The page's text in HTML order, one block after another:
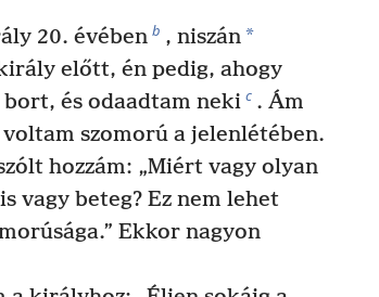
20. évében b , niszán*
előtt, én pedig, ahogy
és odaadtam neki c . Ám
szomorú a jelenlétében.
hozzám: „Miért vagy olyan
vagy beteg? Ez nem lehet
Ekkor nagyon